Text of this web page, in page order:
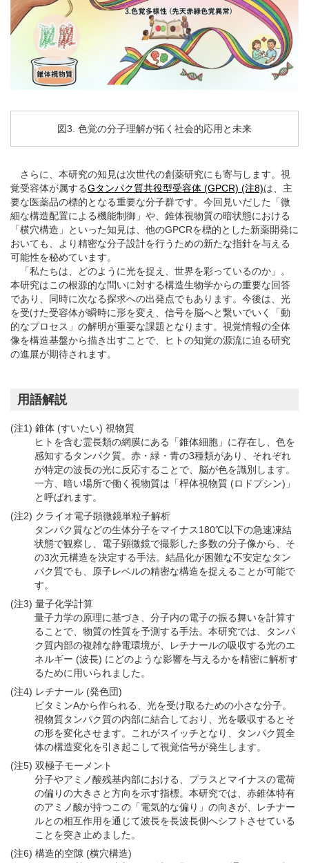
図3. 色覚の分子理解が拓く社会的応用と未来
さらに、本研究の知見は次世代の創薬研究にも寄与します。視
覚受容体が属するGタンパク質共役型受容体 (GPCR) (注8)は、主
要な医薬品の標的となる重要な分子群です。今回見いだした「微
細な構造配置による機能制御」や、錐体視物質の暗状態における
「横穴構造」といった知見は、他のGPCRを標的とした新薬開発に
おいても、より精密な分子設計を行うための新たな指針を与える
可能性を秘めています。
「私たちは、どのように光を捉え、世界を彩っているのか」。
本研究はこの根源的な問いに対する構造生物学からの重要な回答
であり、同時に次なる探求への出発点でもあります。今後は、光
を受けた受容体が瞬時に形を変え、信号を脳へと繋いでいく「動
的なプロセス」の解明が重要な課題となります。視覚情報の全体
像を構造基盤から描き出すことで、ヒトの知覚の源流に迫る研究
の進展が期待されます。
用語解説
(注1) 錐体 (すいたい) 視物質
ヒトを含む霊長類の網膜にある「錐体細胞」に存在し、色を
感知するタンパク質。赤・緑・青の3種類があり、それぞれ
が特定の波長の光に反応することで、脳が色を識別します。
一方、暗い場所で働く視物質は「桿体視物質 (ロドプシン)」
と呼ばれます。
(注2) クライオ電子顕微鏡単粒子解析
タンパク質などの生体分子をマイナス180℃以下の急速凍結
状態で観察し、電子顕微鏡で撮影した多数の分子像から、そ
の3次元構造を決定する手法。結晶化が困難な不安定なタン
パク質でも、原子レベルの精密な構造を捉えることが可能で
す。
(注3) 量子化学計算
量子力学の原理に基づき、分子内の電子の振る舞いを計算す
ることで、物質の性質を予測する手法。本研究では、タンパ
ク質内部の複雑な静電環境が、レチナールの吸収する光のエ
ネルギー (波長) にどのような影響を与えるかを精密に解析す
るために用いられました。
(注4) レチナール (発色団)
ビタミンAから作られる、光を受け取るための小さな分子。
視物質タンパク質の内部に結合しており、光を吸収するとそ
の形を変化させます。これがスイッチとなり、タンパク質全
体の構造変化を引き起こして視覚信号が発生します。
(注5) 双極子モーメント
分子やアミノ酸残基内部における、プラスとマイナスの電荷
の偏りの大きさと方向を示す指標。本研究では、赤錐体特有
のアミノ酸が持つこの「電気的な偏り」の向きが、レチナー
ルとの相互作用を通じて波長を長波長側へシフトさせている
ことを突き止めました。
(注6) 構造的空隙 (横穴構造)